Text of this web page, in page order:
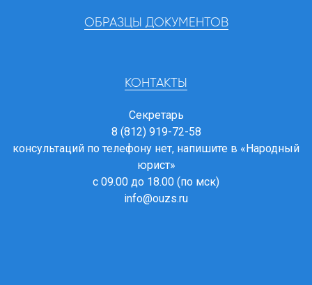
ОБРАЗЦЫ ДОКУМЕНТОВ
КОНТАКТЫ
Секретарь
8 (812) 919-72-58
консультаций по телефону нет, напишите в «Народный
юрист»
с 09.00 до 18.00 (по мск)
info@ouzs.ru